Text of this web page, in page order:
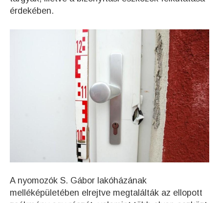
érdekében.
A nyomozók S. Gábor lakóházának
melléképületében elrejtve megtalálták az ellopott